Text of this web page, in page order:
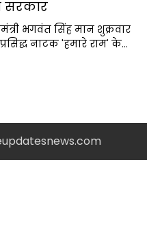
सरकार
भगवंत सिंह मान शुक्रवार
नाटक 'हमारे राम' के…